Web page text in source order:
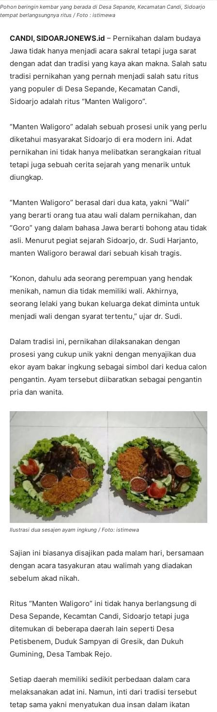
Pohon beringin kembar yang berada di Desa Sepande, Kecamatan Candi, Sidoarjo
tempat berlangsungnya ritus / Foto : istimewa
CANDI, SIDOARJONEWS.id – Pernikahan dalam budaya
Jawa tidak hanya menjadi acara sakral tetapi juga sarat
dengan adat dan tradisi yang kaya akan makna. Salah satu
tradisi pernikahan yang pernah menjadi salah satu ritus
yang populer di Desa Sepande, Kecamatan Candi,
Sidoarjo adalah ritus “Manten Waligoro”.
“Manten Waligoro” adalah sebuah prosesi unik yang perlu
diketahui masyarakat Sidoarjo di era modern ini. Adat
pernikahan ini tidak hanya melibatkan serangkaian ritual
tetapi juga sebuah cerita sejarah yang menarik untuk
diungkap.
“Manten Waligoro” berasal dari dua kata, yakni “Wali”
yang berarti orang tua atau wali dalam pernikahan, dan
“Goro” yang dalam bahasa Jawa berarti bohong atau tidak
asli. Menurut pegiat sejarah Sidoarjo, dr. Sudi Harjanto,
manten Waligoro berawal dari sebuah kisah tragis.
“Konon, dahulu ada seorang perempuan yang hendak
menikah, namun dia tidak memiliki wali. Akhirnya,
seorang lelaki yang bukan keluarga dekat diminta untuk
menjadi wali dengan syarat tertentu,” ujar dr. Sudi.
Dalam tradisi ini, pernikahan dilaksanakan dengan
prosesi yang cukup unik yakni dengan menyajikan dua
ekor ayam bakar ingkung sebagai simbol dari kedua calon
pengantin. Ayam tersebut diibaratkan sebagai pengantin
pria dan wanita.
Ilustrasi dua sesajen ayam ingkung / Foto: istimewa
Sajian ini biasanya disajikan pada malam hari, bersamaan
dengan acara tasyakuran atau walimah yang diadakan
sebelum akad nikah.
Ritus “Manten Waligoro” ini tidak hanya berlangsung di
Desa Sepande, Kecamtan Candi, Sidoarjo tetapi juga
ditemukan di beberapa daerah lain seperti Desa
Petisbenem, Duduk Sampyan di Gresik, dan Dukuh
Gumining, Desa Tambak Rejo.
Setiap daerah memiliki sedikit perbedaan dalam cara
melaksanakan adat ini. Namun, inti dari tradisi tersebut
tetap sama yakni menyatukan dua insan dalam ikatan